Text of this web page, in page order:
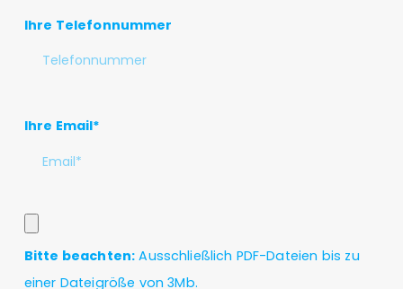
Ihre Telefonnummer
Ihre Email*
Bitte beachten: Ausschließlich PDF-Dateien bis zu
einer Dateigröße von 3Mb.